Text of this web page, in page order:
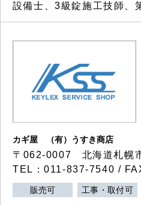
設備士、3級錠施工技師、
カギ屋 （有）うすき商店
〒062-0007 北海道札幌
TEL：011-837-7540 /
販売可 工事・取付可